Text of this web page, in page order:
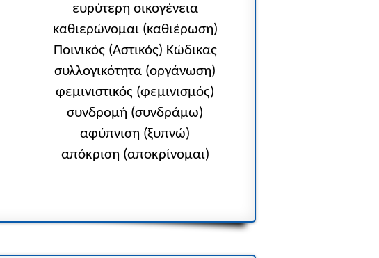
ευρύτερη οικογένεια
καθιερώνομαι (καθιέρωση)
Ποινικός (Αστικός) Κώδικας
συλλογικότητα (οργάνωση)
φεμινιστικός (φεμινισμός)
συνδρομή (συνδράμω)
αφύπνιση (ξυπνώ)
απόκριση (αποκρίνομαι)